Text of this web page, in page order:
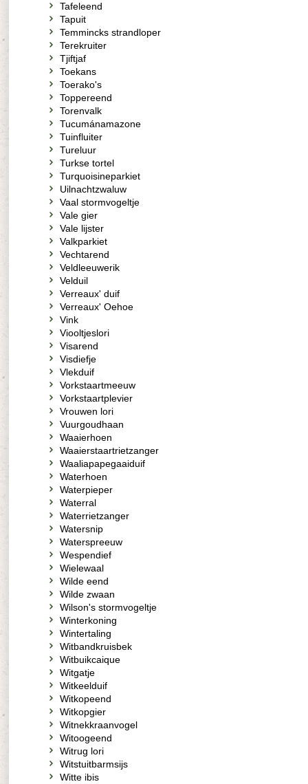
Tafeleend
Tapuit
Temmincks strandloper
Terekruiter
Tjiftjaf
Toekans
Toerako's
Toppereend
Torenvalk
Tucumánamazone
Tuinfluiter
Tureluur
Turkse tortel
Turquoisineparkiet
Uilnachtzwaluw
Vaal stormvogeltje
Vale gier
Vale lijster
Valkparkiet
Vechtarend
Veldleeuwerik
Velduil
Verreaux' duif
Verreaux' Oehoe
Vink
Viooltjeslori
Visarend
Visdiefje
Vlekduif
Vorkstaartmeeuw
Vorkstaartplevier
Vrouwen lori
Vuurgoudhaan
Waaierhoen
Waaierstaartrietzanger
Waaliapapegaaiduif
Waterhoen
Waterpieper
Waterral
Waterrietzanger
Watersnip
Waterspreeuw
Wespendief
Wielewaal
Wilde eend
Wilde zwaan
Wilson's stormvogeltje
Winterkoning
Wintertaling
Witbandkruisbek
Witbuikcaique
Witgatje
Witkeelduif
Witkopeend
Witkopgier
Witnekkraanvogel
Witoogeend
Witrug lori
Witstuitbarmsijs
Witte ibis